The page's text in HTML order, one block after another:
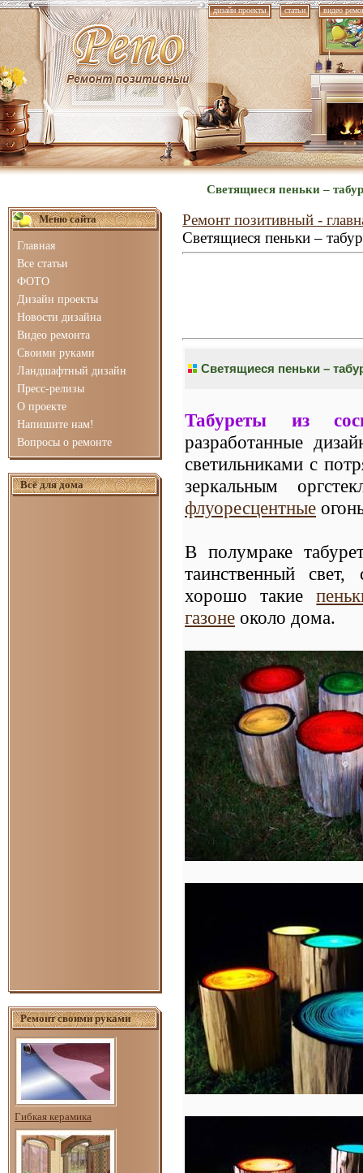
дизайн проекты статьи видео
Светящиеся пеньки –
Меню сайта
Главная
Все статьи
ФОТО
Дизайн проекты
Новости дизайна
Видео ремонта
Своими руками
Ландшафтный дизайн
Пресс-релизы
О проекте
Напишите нам!
Вопросы о ремонте
Всё для дома
Ремонт своими руками
Гибкая керамика
Ремонт позитивный -
Светящиеся пеньки –
Светящиеся пеньки –
Табуреты из
разработанные
светильниками с
зеркальным
флуоресцентные
В полумраке
таинственный свет,
хорошо такие
газоне около дома.